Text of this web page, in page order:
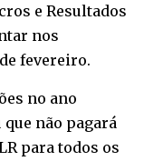
e Resultados
nos
fevereiro.
no ano
não pagará
para todos os